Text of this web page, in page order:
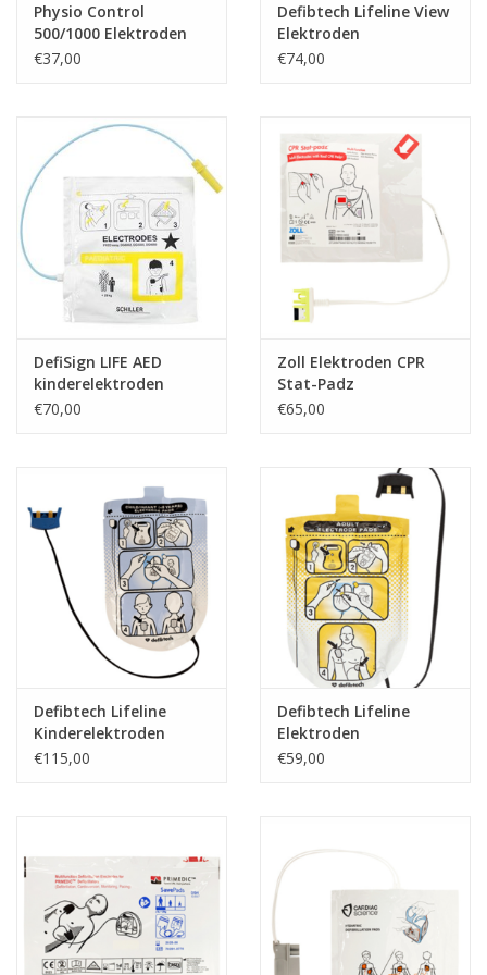
Physio Control
500/1000 Elektroden
(Quick Combo)
€37,00
Defibtech Lifeline View
Elektroden
Volwassenen
€74,00
DefiSign LIFE AED
kinderelektroden
€70,00
Zoll Elektroden CPR
Stat-Padz
€65,00
Defibtech Lifeline
Kinderelektroden
€115,00
Defibtech Lifeline
Elektroden
€59,00